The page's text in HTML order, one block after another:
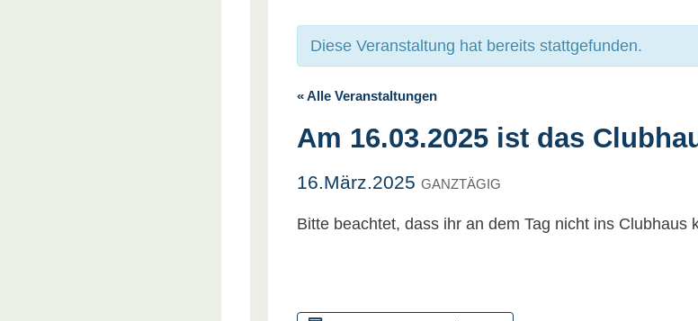
Diese Veranstaltung hat bereits stattgefunden.
« Alle Veranstaltungen
Am 16.03.2025 ist das
16.März.2025 GANZTÄGIG
Bitte beachtet, dass ihr an dem Tag nicht ins Clubhaus